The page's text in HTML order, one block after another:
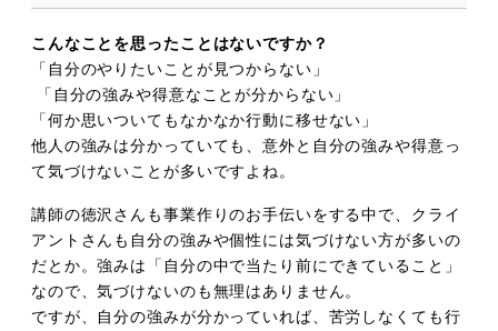
こんなことを思ったことはないですか？
「自分のやりたいことが見つからない」
「自分の強みや得意なことが分からない」
「何か思いついてもなかなか行動に移せない」
他人の強みは分かっていても、意外と自分の強みや得意っ
て気づけないことが多いですよね。
講師の徳沢さんも事業作りのお手伝いをする中で、クライ
アントさんも自分の強みや個性には気づけない方が多いの
だとか。強みは「自分の中で当たり前にできていること」
なので、気づけないのも無理はありません。
ですが、自分の強みが分かっていれば、苦労しなくても行